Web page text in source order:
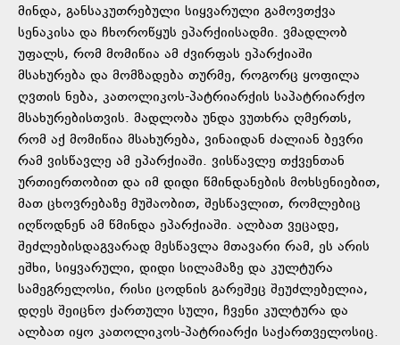
მინდა, განსაკუთრებული სიყვარული გამოვთქვა
სენაკისა და ჩხოროწყუს ეპარქიისადმი. ვმადლობ
უფალს, რომ მომიწია ამ ძვირფას ეპარქიაში
მსახურება და მომზადება თურმე, როგორც ყოფილა
ღვთის ნება, კათოლიკოს-პატრიარქის საპატრიარქო
მსახურებისთვის. მადლობა უნდა ვუთხრა ღმერთს,
რომ აქ მომიწია მსახურება, ვინაიდან ძალიან ბევრი
რამ ვისწავლე ამ ეპარქიაში. ვისწავლე თქვენთან
ურთიერთობით და იმ დიდი წმინდანების მოხსენიებით,
მათ ცხოვრებაზე მუშაობით, შესწავლით, რომლებიც
იღწოდნენ ამ წმინდა ეპარქიაში. ალბათ ვეცადე,
შეძლებისდაგვარად მესწავლა მთავარი რამ, ეს არის
ეშხი, სიყვარული, დიდი სილამაზე და კულტურა
სამეგრელოსი, რისი ცოდნის გარეშეც შეუძლებელია,
დღეს შეიცნო ქართული სული, ჩვენი კულტურა და
ალბათ იყო კათოლიკოს-პატრიარქი საქართველოსიც.